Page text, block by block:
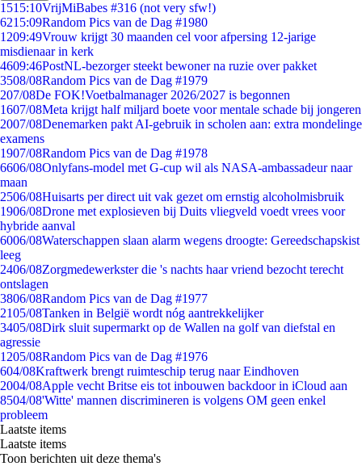
1515:10VrijMiBabes #316 (not very sfw!)
6215:09Random Pics van de Dag #1980
1209:49Vrouw krijgt 30 maanden cel voor afpersing 12-jarige
misdienaar in kerk
4609:46PostNL-bezorger steekt bewoner na ruzie over pakket
3508/08Random Pics van de Dag #1979
207/08De FOK!Voetbalmanager 2026/2027 is begonnen
1607/08Meta krijgt half miljard boete voor mentale schade bij jongeren
2007/08Denemarken pakt AI-gebruik in scholen aan: extra mondelinge
examens
1907/08Random Pics van de Dag #1978
6606/08Onlyfans-model met G-cup wil als NASA-ambassadeur naar
maan
2506/08Huisarts per direct uit vak gezet om ernstig alcoholmisbruik
1906/08Drone met explosieven bij Duits vliegveld voedt vrees voor
hybride aanval
6006/08Waterschappen slaan alarm wegens droogte: Gereedschapskist
leeg
2406/08Zorgmedewerkster die 's nachts haar vriend bezocht terecht
ontslagen
3806/08Random Pics van de Dag #1977
2105/08Tanken in België wordt nóg aantrekkelijker
3405/08Dirk sluit supermarkt op de Wallen na golf van diefstal en
agressie
1205/08Random Pics van de Dag #1976
604/08Kraftwerk brengt ruimteschip terug naar Eindhoven
2004/08Apple vecht Britse eis tot inbouwen backdoor in iCloud aan
8504/08'Witte' mannen discrimineren is volgens OM geen enkel
probleem
Laatste items
Laatste items
Toon berichten uit deze thema's